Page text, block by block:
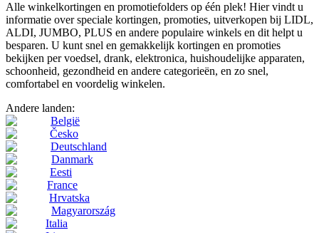
Alle winkelkortingen en promotiefolders op één plek! Hier vindt u
informatie over speciale kortingen, promoties, uitverkopen bij LIDL,
ALDI, JUMBO, PLUS en andere populaire winkels en dit helpt u
besparen. U kunt snel en gemakkelijk kortingen en promoties
bekijken per voedsel, drank, elektronica, huishoudelijke apparaten,
schoonheid, gezondheid en andere categorieën, en zo snel,
comfortabel en voordelig winkelen.
Andere landen:
België
Česko
Deutschland
Danmark
Eesti
France
Hrvatska
Magyarország
Italia